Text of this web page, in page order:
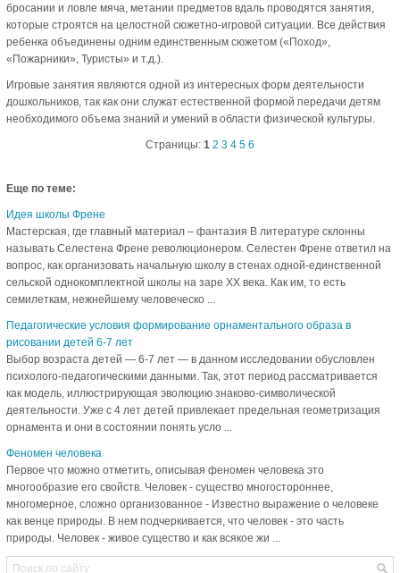
бросании и ловле мяча, метании предметов вдаль проводятся занятия,
которые строятся на целостной сюжетно-игровой ситуации. Все действия
ребенка объединены одним единственным сюжетом («Поход»,
«Пожарники», Туристы» и т.д.).
Игровые занятия являются одной из интересных форм деятельности
дошкольников, так как они служат естественной формой передачи детям
необходимого объема знаний и умений в области физической культуры.
Страницы: 1 2 3 4 5 6
Еще по теме:
Идея школы Френе
Мастерская, где главный материал – фантазия В литературе склонны
называть Селестена Френе революционером. Селестен Френе ответил на
вопрос, как организовать начальную школу в стенах одной-единственной
сельской однокомплектной школы на заре ХХ века. Как им, то есть
семилеткам, нежнейшему человеческо ...
Педагогические условия формирование орнаментального образа в
рисовании детей 6-7 лет
Выбор возраста детей — 6-7 лет — в данном исследовании обусловлен
психолого-педагогическими данными. Так, этот период рассматривается
как модель, иллюстрирующая эволюцию знаково-символической
деятельности. Уже с 4 лет детей привлекает предельная геометризация
орнамента и они в состоянии понять усло ...
Феномен человека
Первое что можно отметить, описывая феномен человека это
многообразие его свойств. Человек - существо многостороннее,
многомерное, сложно организованное - Известно выражение о человеке
как венце природы. В нем подчеркивается, что человек - это часть
природы. Человек - живое существо и как всякое жи ...